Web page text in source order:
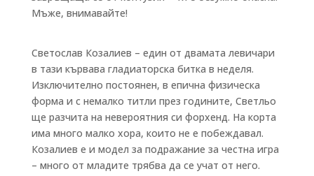
Мъже, внимавайте!
Светослав Козалиев – един от двамата левичари
в тази кървава гладиаторска битка в неделя.
Изключително постоянен, в епична физическа
форма и с немалко титли през годините, Светльо
ще разчита на невероятния си форхенд. На корта
има много малко хора, които не е побеждавал.
Козалиев е и модел за подражание за честна игра
– много от младите трябва да се учат от него.